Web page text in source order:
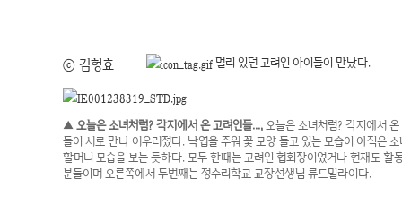
ⓒ 김형효 멀리 있던 고려인 아이들이 만났다.
▲ 오늘은 소녀처럼? 각지에서 온 고려인들..., 오늘은 소녀처럼? 각지에서
들이 서로 만나 어우러졌다. 낙엽을 주워 꽃 모양 들고 있는 모습이 아직은
할머니 모습을 보는 듯하다. 모두 한때는 고려인 협회장이었거나 현재도 활
분들이며 오른쪽에서 두번째는 정수리학교 교장선생님 류드밀라이다.